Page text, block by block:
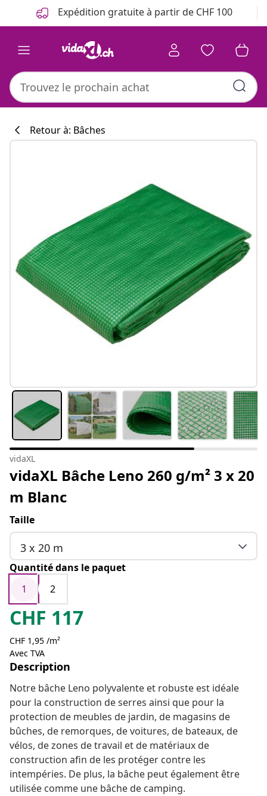
Précédent Expédition gratuite à partir de CHF 100
Retour à: Bâches
vidaXL
vidaXL Bâche Leno 260 g/m² 3 x 20
m Blanc
Taille
3 x 20 m
Quantité dans le paquet
1
2
CHF 117
CHF 1,95 /m²
Avec TVA
Description
Notre bâche Leno polyvalente et robuste est idéale
pour la construction de serres ainsi que pour la
protection de meubles de jardin, de magasins de
bûches, de remorques, de voitures, de bateaux, de
vélos, de zones de travail et de matériaux de
construction afin de les protéger contre les
intempéries. De plus, la bâche peut également être
utilisée comme une bâche de camping.